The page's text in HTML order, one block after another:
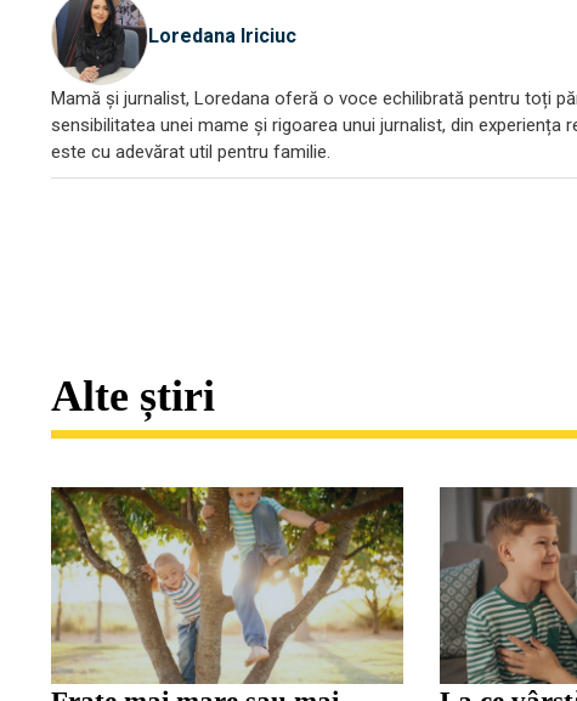
Loredana Iriciuc
Mamă și jurnalist, Loredana oferă o voce echilibrată pentru toți
sensibilitatea unei mame și rigoarea unui jurnalist, din
este cu adevărat util pentru familie.
Alte știri